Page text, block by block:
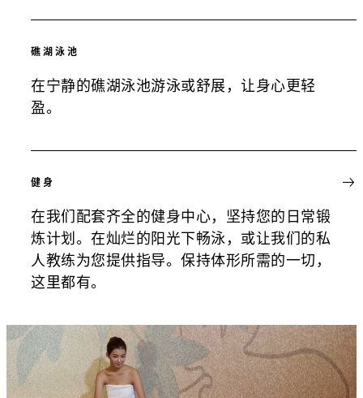
礁湖泳池
在宁静的礁湖泳池游泳或舒展，让身心更轻
盈。
健身
在我们配套齐全的健身中心，坚持您的日常锻
炼计划。在灿烂的阳光下畅泳，或让我们的私
人教练为您提供指导。保持体形所需的一切，
这里都有。